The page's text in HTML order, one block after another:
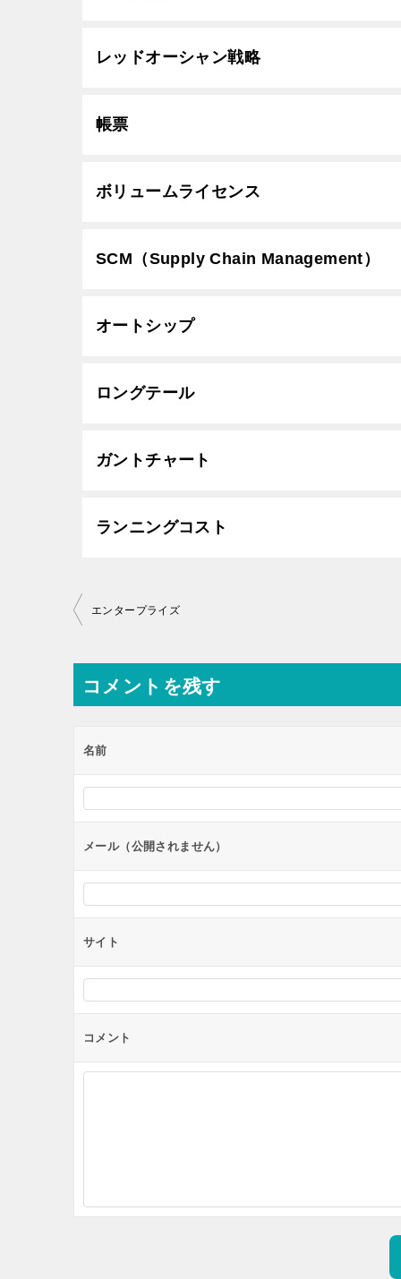
レッドオーシャン戦略
帳票
ボリュームライセンス
SCM（Supply Chain Management）
オートシップ
ロングテール
ガントチャート
ランニングコスト
投
ナ
ビ
ー
ョ
ン
エンタープライズ
コメントを残す
名前
メール（公開されません）
サイト
コメント